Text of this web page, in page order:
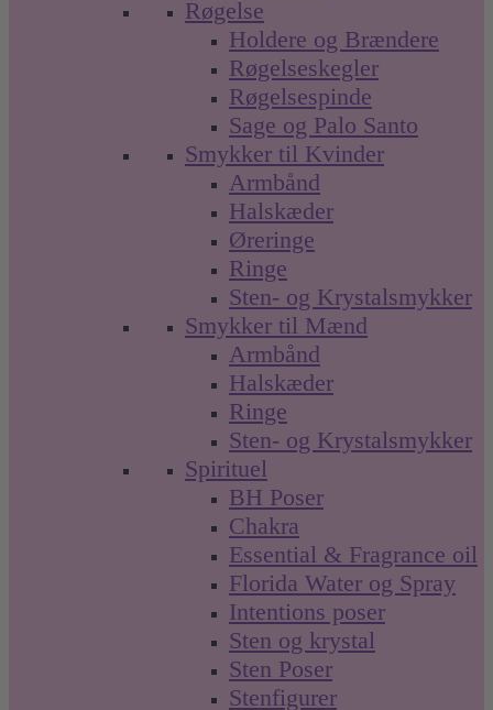
Røgelse
Holdere og Brændere
Røgelseskegler
Røgelsespinde
Sage og Palo Santo
Smykker til Kvinder
Armbånd
Halskæder
Øreringe
Ringe
Sten- og Krystalsmykker
Smykker til Mænd
Armbånd
Halskæder
Ringe
Sten- og Krystalsmykker
Spirituel
BH Poser
Chakra
Essential & Fragrance oil
Florida Water og Spray
Intentions poser
Sten og krystal
Sten Poser
Stenfigurer